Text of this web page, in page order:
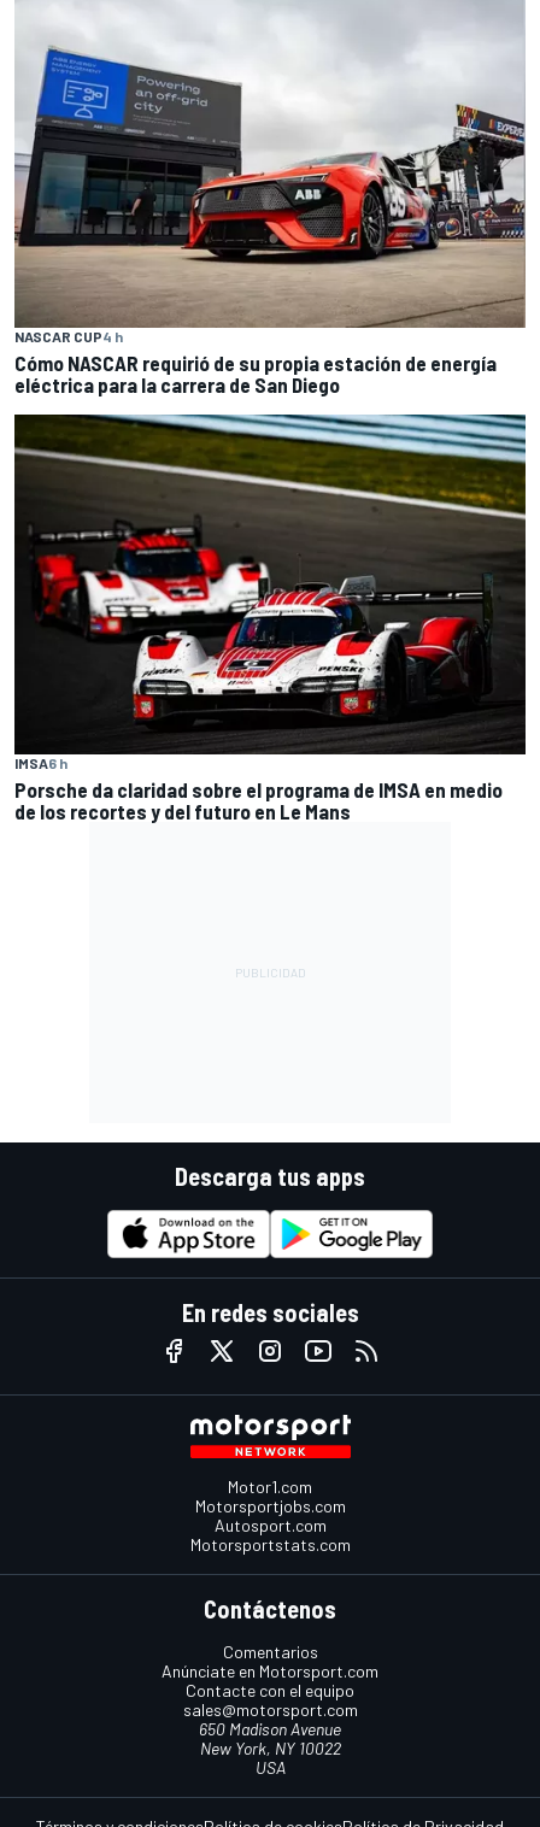
NASCAR CUP4 h
Cómo NASCAR requirió de su propia estación de energía
eléctrica para la carrera de San Diego
IMSA6 h
Porsche da claridad sobre el programa de IMSA en medio
de los recortes y del futuro en Le Mans
Descarga tus apps
En redes sociales
Motor1.com
Motorsportjobs.com
Autosport.com
Motorsportstats.com
Contáctenos
Comentarios
Anúnciate en Motorsport.com
Contacte con el equipo
sales@motorsport.com
650 Madison Avenue
New York, NY 10022
USA